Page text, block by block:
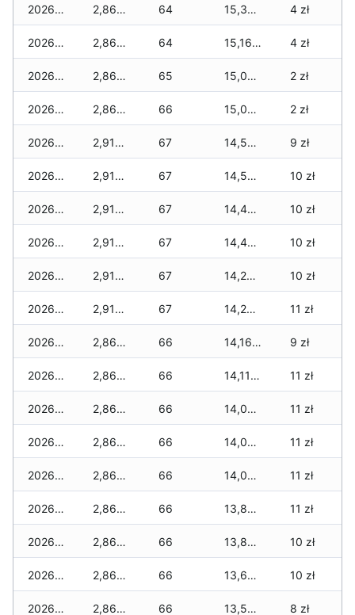
2026-03-04 2,860 zł 64 15,370 zł 4 zł
2026-03-03 2,860 zł 64 15,160 zł 4 zł
2026-03-02 2,860 zł 65 15,060 zł 2 zł
2026-03-01 2,860 zł 66 15,010 zł 2 zł
2026-02-27 2,910 zł 67 14,515 zł 9 zł
2026-02-26 2,910 zł 67 14,515 zł 10 zł
2026-02-25 2,910 zł 67 14,470 zł 10 zł
2026-02-24 2,910 zł 67 14,420 zł 10 zł
2026-02-23 2,910 zł 67 14,285 zł 10 zł
2026-02-22 2,910 zł 67 14,235 zł 11 zł
2026-02-21 2,860 zł 66 14,160 zł 9 zł
2026-02-20 2,860 zł 66 14,110 zł 11 zł
2026-02-19 2,860 zł 66 14,025 zł 11 zł
2026-02-18 2,860 zł 66 14,025 zł 11 zł
2026-02-17 2,860 zł 66 14,025 zł 11 zł
2026-02-16 2,860 zł 66 13,850 zł 11 zł
2026-02-15 2,860 zł 66 13,840 zł 10 zł
2026-02-14 2,860 zł 66 13,690 zł 10 zł
2026-02-13 2,860 zł 66 13,590 zł 8 zł